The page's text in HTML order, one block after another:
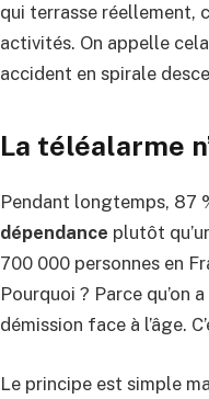
qui terrasse réellement,
activités. On appelle
accident en spirale
La téléalarme
Pendant longtemps, 87
dépendance plutôt
700 000 personnes en
Pourquoi ? Parce qu’on
démission face à l’âge.
Le principe est simple